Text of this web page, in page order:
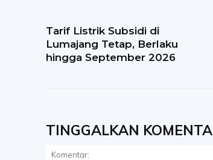
Tarif Listrik Subsidi di
Lumajang Tetap, Berlaku
hingga September 2026
TINGGALKAN